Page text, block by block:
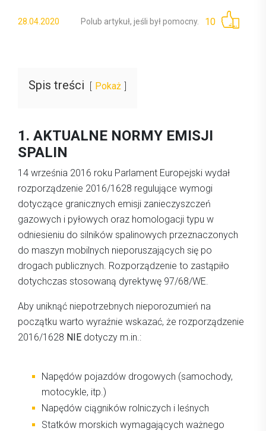
28.04.2020 Polub artykuł, jeśli był pomocny. 10
Spis treści Pokaż
1. AKTUALNE NORMY EMISJI
SPALIN
14 września 2016 roku Parlament Europejski wydał
rozporządzenie 2016/1628 regulujące wymogi
dotyczące granicznych emisji zanieczyszczeń
gazowych i pyłowych oraz homologacji typu w
odniesieniu do silników spalinowych przeznaczonych
do maszyn mobilnych nieporuszających się po
drogach publicznych. Rozporządzenie to zastąpiło
dotychczas stosowaną dyrektywę 97/68/WE.
Aby uniknąć niepotrzebnych nieporozumień na
początku warto wyraźnie wskazać, że rozporządzenie
2016/1628 NIE dotyczy m.in.:
Napędów pojazdów drogowych (samochody,
motocykle, itp.)
Napędów ciągników rolniczych i leśnych
Statków morskich wymagających ważnego